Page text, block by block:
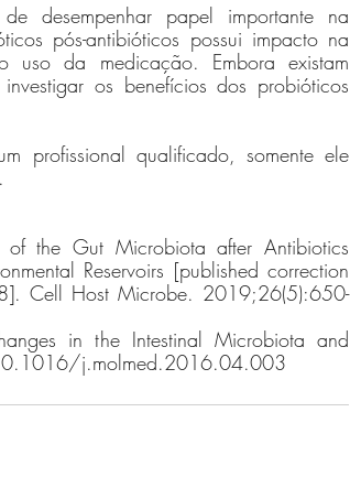
desempenhar papel importante na
pós-antibióticos possui impacto na
uso da medicação. Embora existam
os benefícios dos probióticos
profissional qualificado, somente ele
the Gut Microbiota after Antibiotics
Reservoirs [published correction
Cell Host Microbe. 2019;26(5):650-
in the Intestinal Microbiota and
j.molmed.2016.04.003